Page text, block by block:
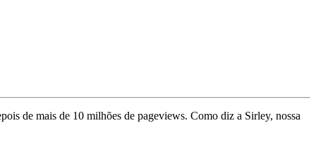
de mais de 10 milhões de pageviews. Como diz a Sirley, nossa